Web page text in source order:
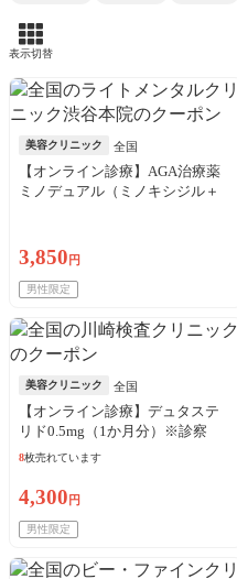
表示切替
美容クリニック 全国
【オンライン診療】AGA治療薬
ミノデュアル（ミノキシジル＋
3,850 円
男性限定
美容クリニック 全国
【オンライン診療】デュタステ
リド0.5mg（1か月分）※診察
料・送料込
8枚売れています
4,300 円
男性限定